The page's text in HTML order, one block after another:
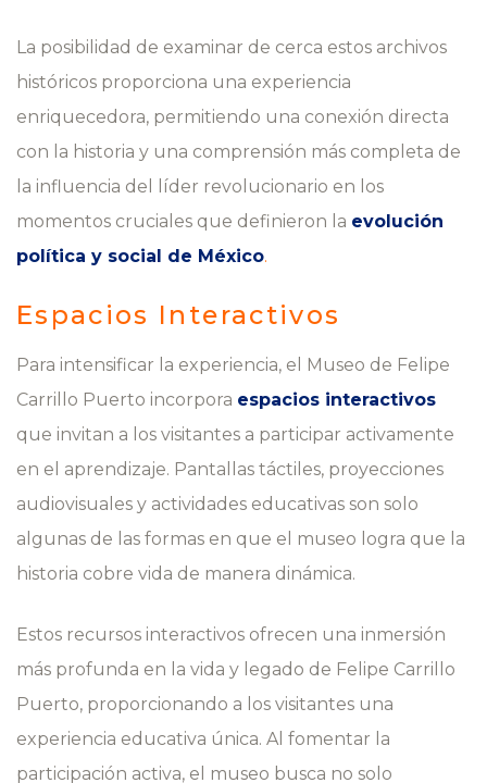
La posibilidad de examinar de cerca estos archivos
históricos proporciona una experiencia
enriquecedora, permitiendo una conexión directa
con la historia y una comprensión más completa de
la influencia del líder revolucionario en los
momentos cruciales que definieron la evolución
política y social de México.
Espacios Interactivos
Para intensificar la experiencia, el Museo de Felipe
Carrillo Puerto incorpora espacios interactivos
que invitan a los visitantes a participar activamente
en el aprendizaje. Pantallas táctiles, proyecciones
audiovisuales y actividades educativas son solo
algunas de las formas en que el museo logra que la
historia cobre vida de manera dinámica.
Estos recursos interactivos ofrecen una inmersión
más profunda en la vida y legado de Felipe Carrillo
Puerto, proporcionando a los visitantes una
experiencia educativa única. Al fomentar la
participación activa, el museo busca no solo